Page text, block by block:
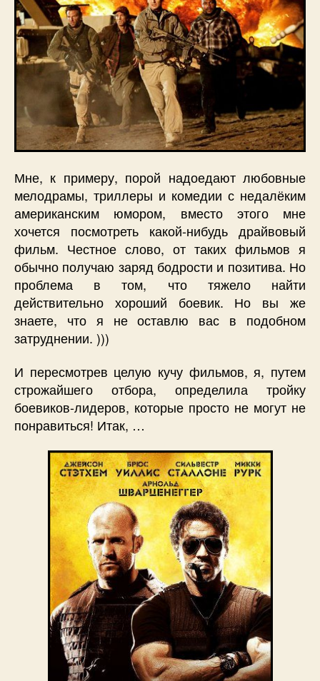
Мне, к примеру, порой надоедают любовные
мелодрамы, триллеры и комедии с недалёким
американским юмором, вместо этого мне
хочется посмотреть какой-нибудь драйвовый
фильм. Честное слово, от таких фильмов я
обычно получаю заряд бодрости и позитива. Но
проблема в том, что тяжело найти
действительно хороший боевик. Но вы же
знаете, что я не оставлю вас в подобном
затруднении. )))
И пересмотрев целую кучу фильмов, я, путем
строжайшего отбора, определила тройку
боевиков-лидеров, которые просто не могут не
понравиться! Итак, …